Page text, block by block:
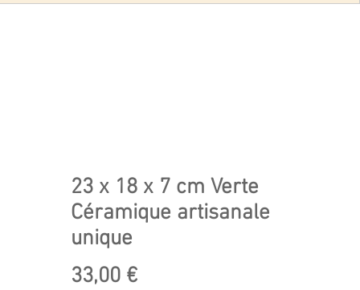
23 x 18 x 7 cm Verte
Céramique artisanale
unique
33,00 €Prix